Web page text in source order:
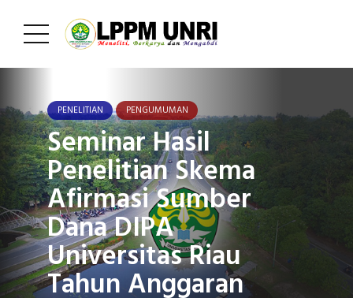
PENELITIAN PENGUMUMAN
Seminar Hasil
Penelitian Skema
Afirmasi Sumber
Dana DIPA
Universitas Riau
Tahun Anggaran